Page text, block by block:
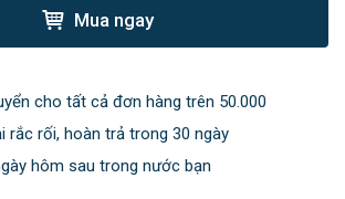
Mua ngay
cho tất cả đơn hàng trên 50.000
rắc rối, hoàn trả trong 30 ngày
hôm sau trong nước bạn